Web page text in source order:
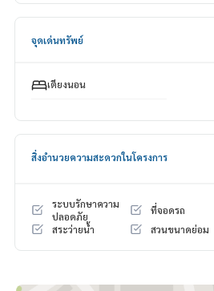
- โซฟาหนังแท้ขนาด 2 ที่นั่ง
- บิ้วอินโต๊ะทานข้าว (พับเก็บได้) พร้อมเ
- พื้นครัวเซรามิค พื้นห้องนอนลามิเนต
- บิ้วอินเตาไฟฟ้าเซรามิค 2 หัว
- เคาน์เตอร์ครัวกรุหินแกรนิต พร้อมชุดค
- อ่างอาบน้ำ
ชื่อโครงการ : ไลฟ์ แอท สาทร 10 / Life
ที่ตั้ง : ซอยสาทร 10 ถนนสาทร แขวงสีล
ขนส่งสาธารณะ:
จุดเด่นทรัพย์
เตียงนอน
สิ่งอำนวยความสะดวกในโครงการ
ระบบรักษาความ
ปลอดภัย
ที่จอดรถ
สระว่ายน้ำ
สวนขนาดย่อม